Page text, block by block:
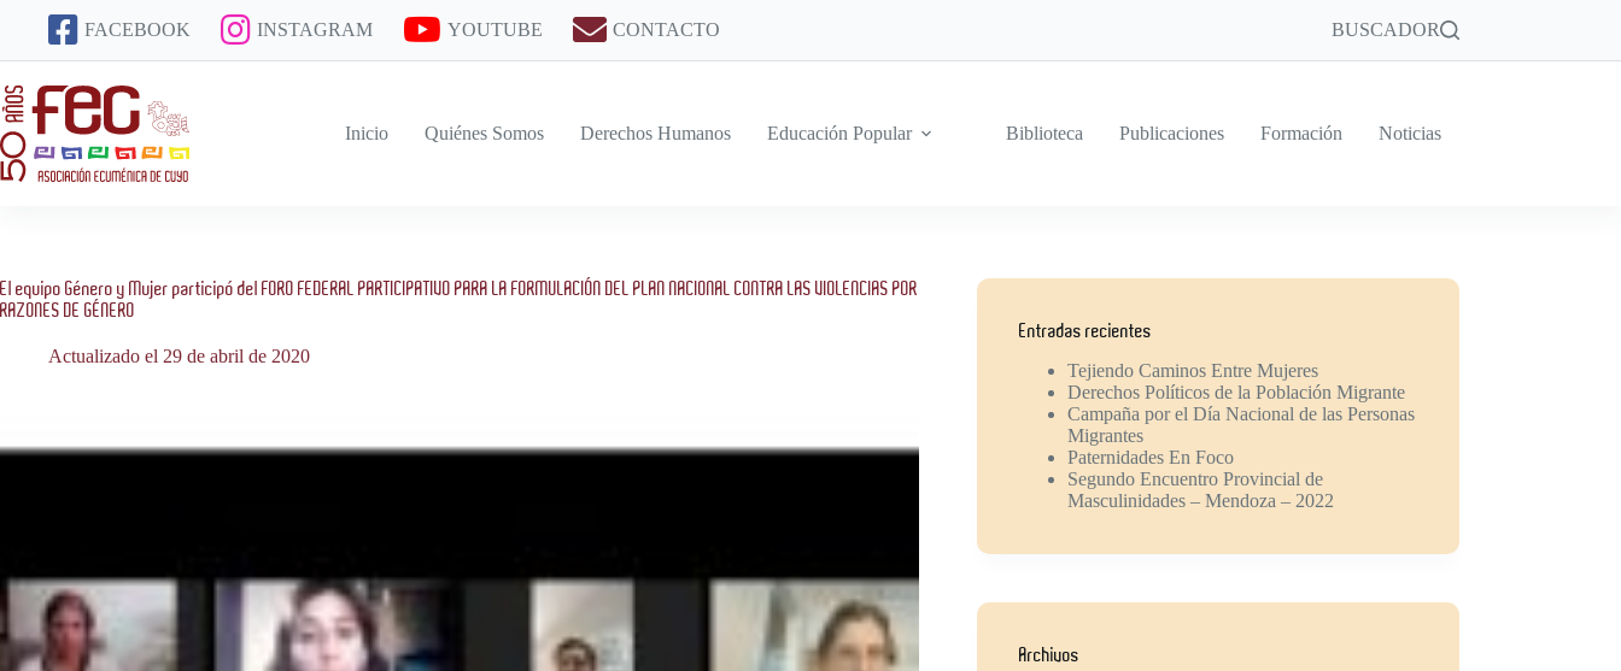
FACEBOOK INSTAGRAM YOUTUBE CONTACTO BUSCADOR
Inicio Quiénes Somos Derechos Humanos Educación Popular Biblioteca Publicaciones Formación Noticias
El equipo Género y Mujer participó del FORO FEDERAL PARTICIPATIVO PARA LA FORMULACIÓN DEL PLAN NACIONAL CONTRA LAS VIOLENCIAS POR
RAZONES DE GÉNERO
Actualizado el 29 de abril de 2020
Entradas recientes
Tejiendo Caminos Entre Mujeres
Derechos Políticos de la Población Migrante
Campaña por el Día Nacional de las Personas
Migrantes
Paternidades En Foco
Segundo Encuentro Provincial de
Masculinidades – Mendoza – 2022
Archivos